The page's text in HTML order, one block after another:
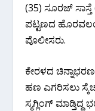
(35) ಸೂರಜ್ ಸಾಸ್ತೆ
ಪಟ್ಟಣದ
ಪೊಲೀಸರು.
ಕೇರಳದ
ಹಣ ಎಗರಿಸಲು
ಸ್ಮಗ್ಲಿಂಗ್